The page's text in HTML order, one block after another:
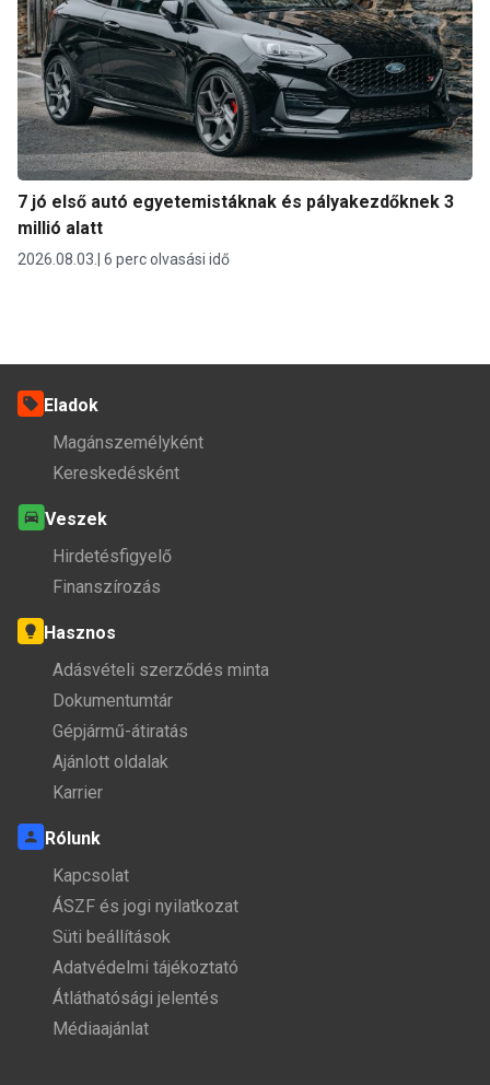
7 jó első autó egyetemistáknak és pályakezdőknek 3
millió alatt
2026.08.03. 6 perc olvasási idő
Eladok
Magánszemélyként
Kereskedésként
Veszek
Hirdetésfigyelő
Finanszírozás
Hasznos
Adásvételi szerződés minta
Dokumentumtár
Gépjármű-átiratás
Ajánlott oldalak
Karrier
Rólunk
Kapcsolat
ÁSZF és jogi nyilatkozat
Süti beállítások
Adatvédelmi tájékoztató
Átláthatósági jelentés
Médiaajánlat